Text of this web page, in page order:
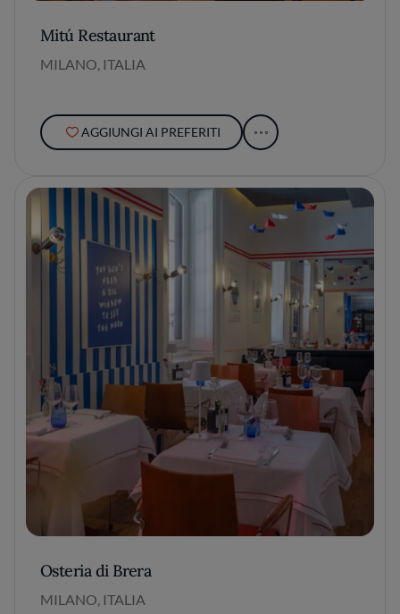
Mitú Restaurant
MILANO, ITALIA
AGGIUNGI AI PREFERITI
Osteria di Brera
MILANO, ITALIA